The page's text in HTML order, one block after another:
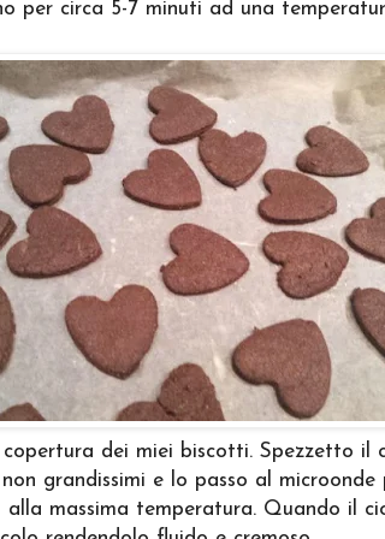
per circa 5-7 minuti ad una
dei miei biscotti. Spezzetto il
grandissimi e lo passo al microonde
alla massima temperatura. Quando il